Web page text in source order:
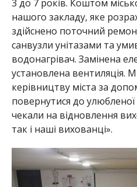
3 до 7 років. Коштом
нашого закладу, яке
здійснено поточний
санвузли унітазами та
водонагрівач. Замінена
установлена вентиляція.
керівництву міста за
повернутися до
чекали на відновлення
так і наші вихованці».